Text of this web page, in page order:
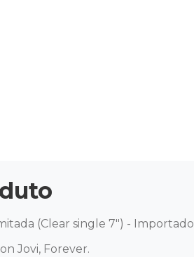
(Clear single 7") - Importado
Jovi, Forever.